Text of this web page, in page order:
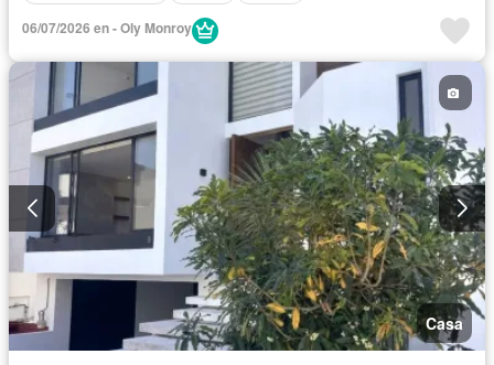
06/07/2026 en - Oly Monroy
Casa